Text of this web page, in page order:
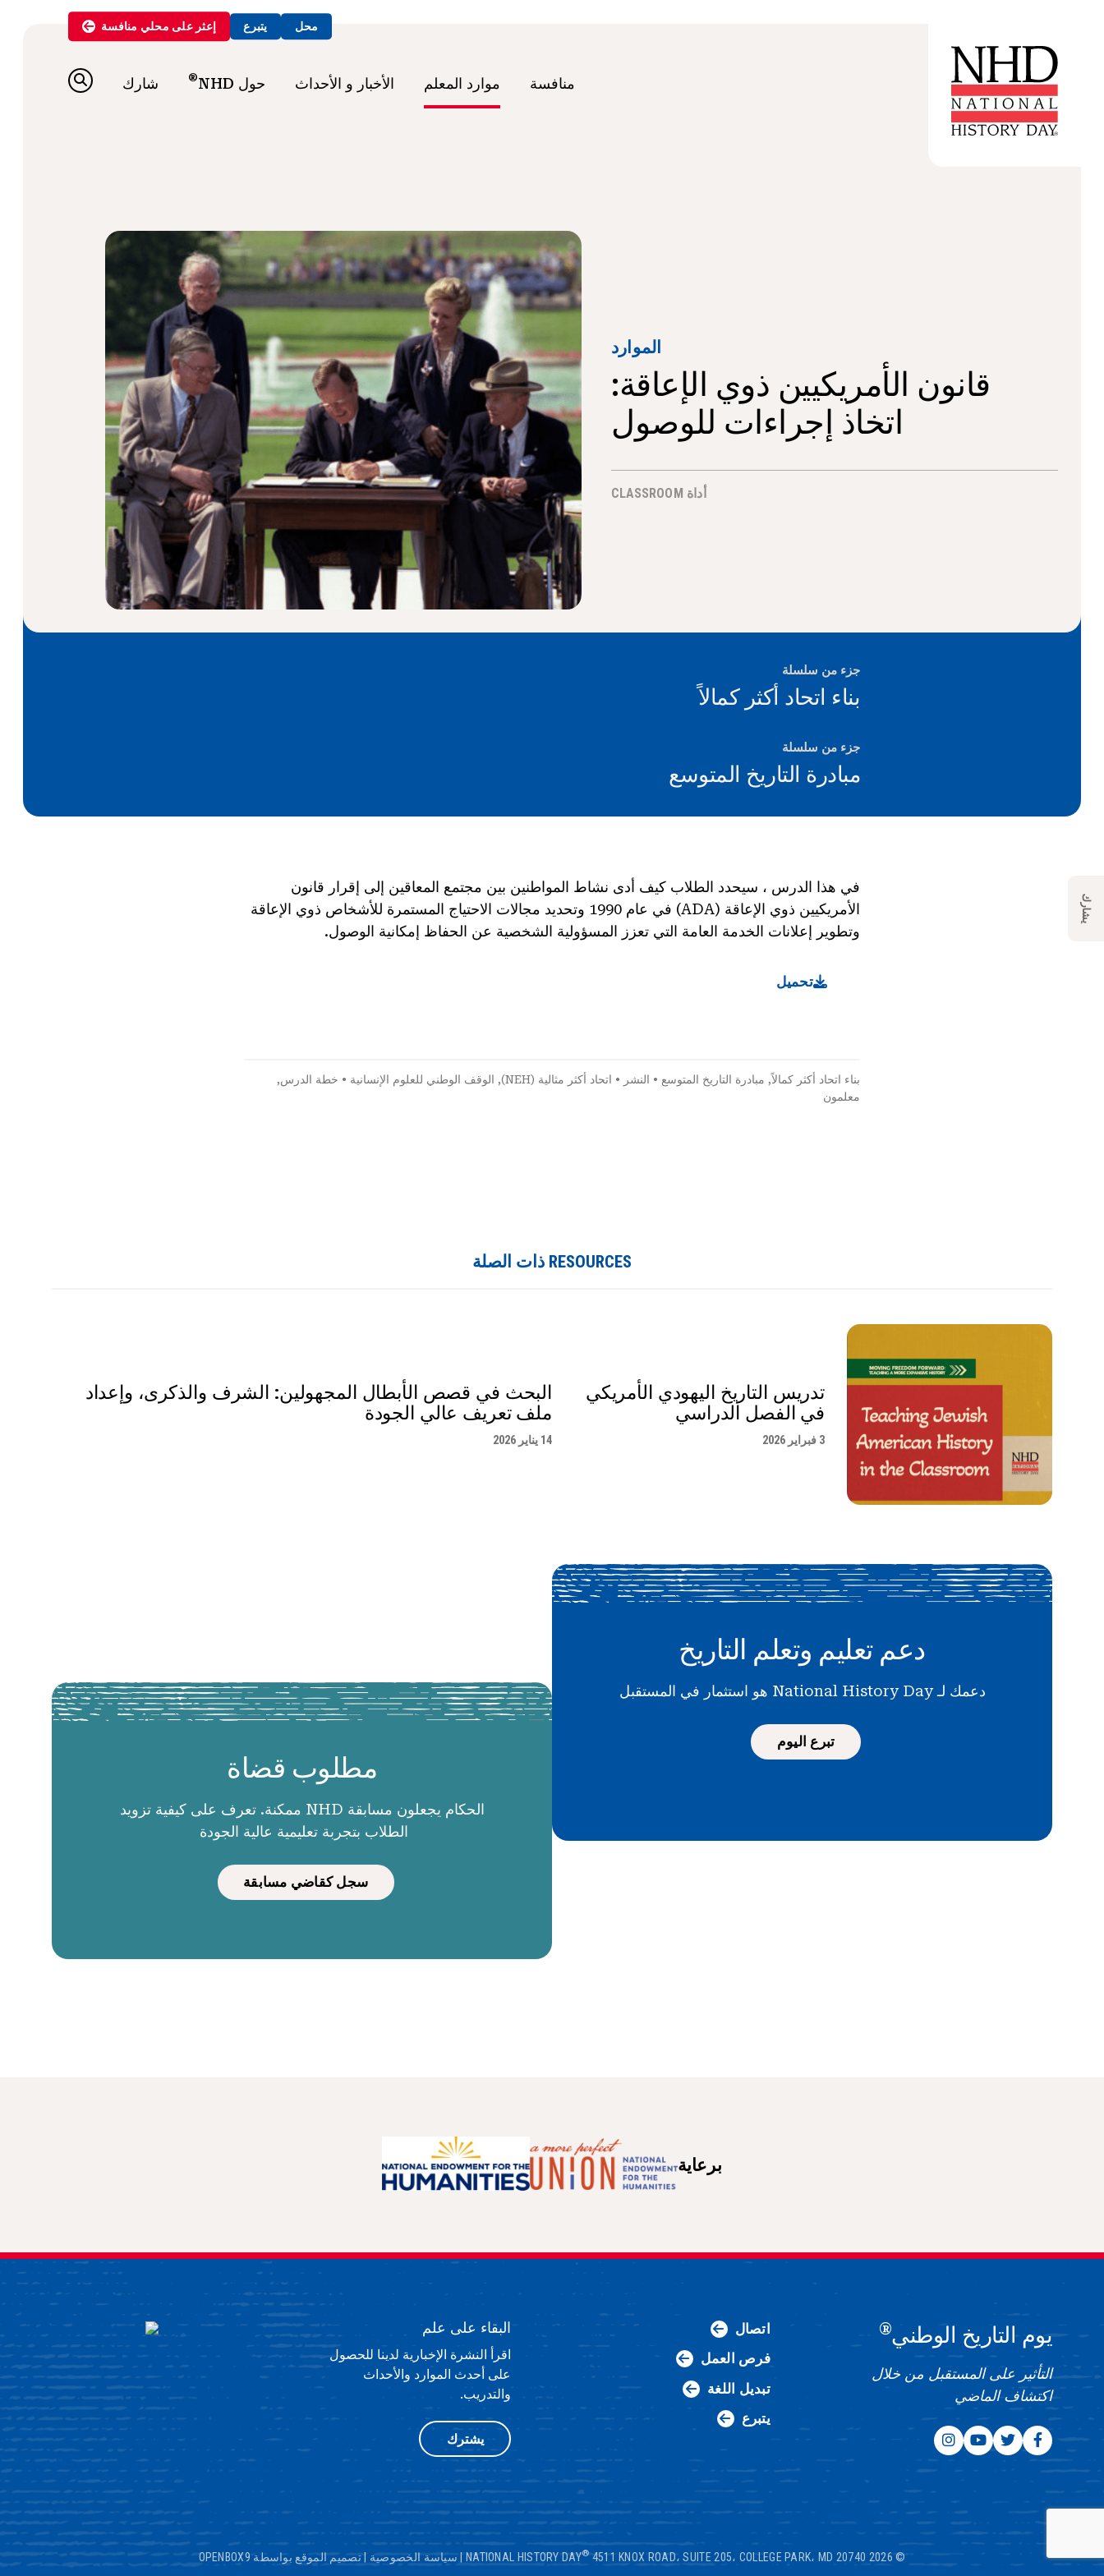
محل يتبرع إعثر على محلي منافسة
منافسة موارد المعلم الأخبار و الأحداث حول NHD ® شارك
الموارد
قانون الأمريكيين ذوي الإعاقة:
اتخاذ إجراءات للوصول
أداة CLASSROOM
جزء من سلسلة
بناء اتحاد أكثر كمالاً
جزء من سلسلة
مبادرة التاريخ المتوسع
في هذا الدرس ، سيحدد الطلاب كيف أدى نشاط المواطنين بين مجتمع المعاقين إلى إقرار قانون
الأمريكيين ذوي الإعاقة (ADA) في عام 1990 وتحديد مجالات الاحتياج المستمرة للأشخاص ذوي الإعاقة
وتطوير إعلانات الخدمة العامة التي تعزز المسؤولية الشخصية عن الحفاظ إمكانية الوصول.
تحميل
بناء اتحاد أكثر كمالاً, مبادرة التاريخ المتوسع • النشر • اتحاد أكثر مثالية (NEH) , الوقف الوطني للعلوم الإنسانية • خطة الدرس,
معلمون
يشارك
RESOURCES ذات الصلة
تدريس التاريخ اليهودي الأمريكي
في الفصل الدراسي
3 فبراير 2026
البحث في قصص الأبطال المجهولين: الشرف والذكرى، وإعداد
ملف تعريف عالي الجودة
14 يناير 2026
دعم تعليم وتعلم التاريخ
دعمك لـ National History Day هو استثمار في المستقبل
تبرع اليوم
مطلوب قضاة
الحكام يجعلون مسابقة NHD ممكنة. تعرف على كيفية تزويد
الطلاب بتجربة تعليمية عالية الجودة
سجل كقاضي مسابقة
برعاية
يوم التاريخ الوطني®
التأثير على المستقبل من خلال
اكتشاف الماضي
اتصال
فرص العمل
تبديل اللغة
يتبرع
البقاء على علم
اقرأ النشرة الإخبارية لدينا للحصول
على أحدث الموارد والأحداث
والتدريب.
يشترك
© 2026 NATIONAL HISTORY DAY
® 4511 KNOX ROAD، SUITE 205، COLLEGE PARK، MD 20740 | سياسة الخصوصية |تصميم الموقع بواسطة OPENBOX9